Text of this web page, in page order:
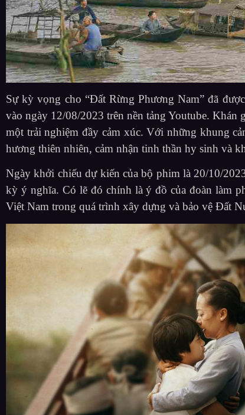
Sự kỳ vọng cho “Đất Rừng Phương Nam” đã
vào ngày 12/08/2023 trên nền tảng Youtube.
một trải nghiệm đầy cảm xúc. Với những khung
hương thiên nhiên, cảm nhận tinh thần hy sinh và
Ngày khởi chiếu dự kiến của bộ phim là 20/10/
kỳ ý nghĩa. Có lẽ đó chính là ý đồ của đoàn làm
Việt Nam trong quá trình xây dựng và bảo vệ Đất